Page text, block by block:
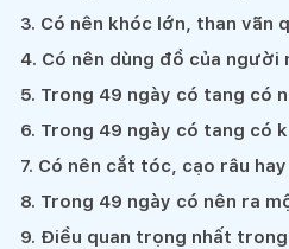
3. Có nên khóc lớn, than vãn
4. Có nên dùng đồ của
5. Trong 49 ngày có tang có
6. Trong 49 ngày có tang có
7. Có nên cắt tóc, cạo râu
8. Trong 49 ngày có nên ra
9. Điều quan trọng nhất